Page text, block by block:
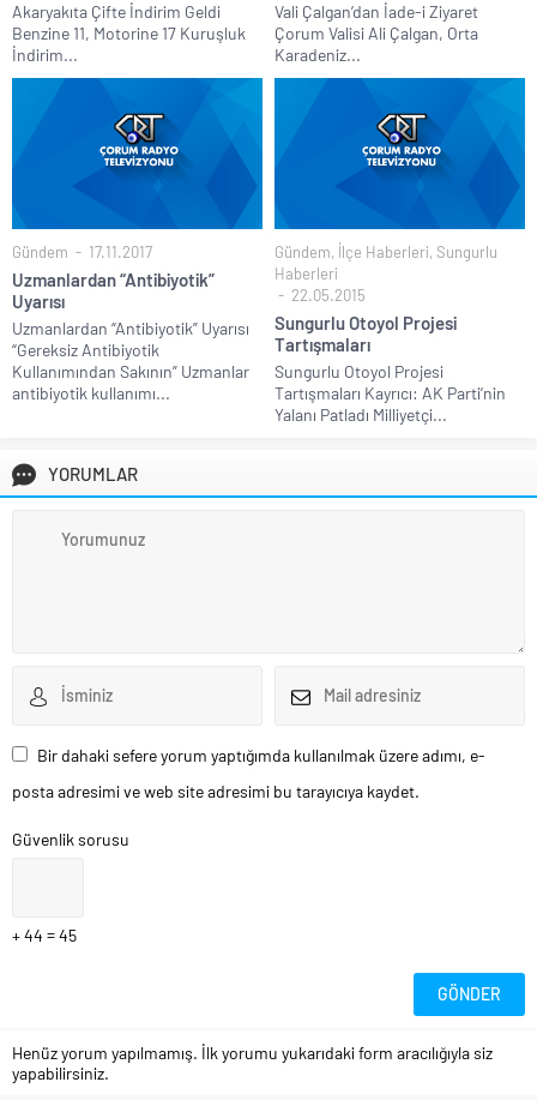
Akaryakıta Çifte İndirim Geldi
Benzine 11, Motorine 17 Kuruşluk
İndirim...
Vali Çalgan’dan İade-i Ziyaret
Çorum Valisi Ali Çalgan, Orta
Karadeniz...
Gündem 17.11.2017
Uzmanlardan “Antibiyotik”
Uyarısı
Uzmanlardan “Antibiyotik” Uyarısı
“Gereksiz Antibiyotik
Kullanımından Sakının” Uzmanlar
antibiyotik kullanımı...
Gündem, İlçe Haberleri, Sungurlu
Haberleri
22.05.2015
Sungurlu Otoyol Projesi
Tartışmaları
Sungurlu Otoyol Projesi
Tartışmaları Kayrıcı: AK Parti’nin
Yalanı Patladı Milliyetçi...
YORUMLAR
Bir dahaki sefere yorum yaptığımda kullanılmak üzere adımı, e-
posta adresimi ve web site adresimi bu tarayıcıya kaydet.
Güvenlik sorusu
+ 44 = 45
Henüz yorum yapılmamış. İlk yorumu yukarıdaki form aracılığıyla siz
yapabilirsiniz.